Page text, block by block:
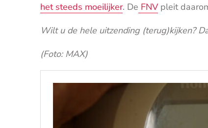
het steeds moeilijker. De FNVpleit
Wilt u de hele uitzending (terug)kijken?
(Foto: MAX)